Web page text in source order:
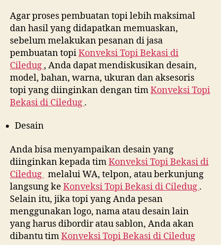
Agar proses pembuatan topi lebih maksimal
dan hasil yang didapatkan memuaskan,
sebelum melakukan pesanan di jasa
pembuatan topiKonveksi Topi Bekasi di
Ciledug , Anda dapat mendiskusikan desain,
model, bahan, warna, ukuran dan aksesoris
topi yang diinginkan dengan timKonveksi Topi
Bekasi di Ciledug .
Desain
Anda bisa menyampaikan desain yang
diinginkan kepada timKonveksi Topi Bekasi di
Ciledug melalui WA, telpon, atau berkunjung
langsung ke Konveksi Topi Bekasi di Ciledug .
Selain itu, jika topi yang Anda pesan
menggunakan logo, nama atau desain lain
yang harus dibordir atau sablon, Anda akan
dibantu timKonveksi Topi Bekasi di Ciledug